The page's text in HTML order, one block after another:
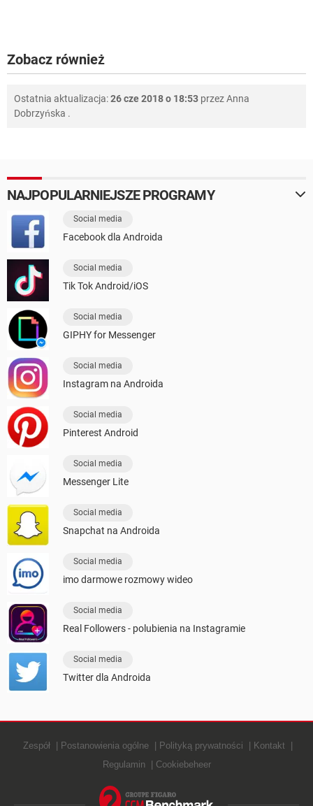
Zobacz również
Ostatnia aktualizacja:26 cze 2018 o 18:53 przezAnna
Dobrzyńska .
NAJPOPULARNIEJSZE PROGRAMY
Social media
Facebook dla Androida
Social media
Tik Tok Android/iOS
Social media
GIPHY for Messenger
Social media
Instagram na Androida
Social media
Pinterest Android
Social media
Messenger Lite
Social media
Snapchat na Androida
Social media
imo darmowe rozmowy wideo
Social media
Real Followers - polubienia na Instagramie
Social media
Twitter dla Androida
Zespół Postanowienia ogólne Polityką prywatności
Kontakt
Regulamin
Cookiebeheer